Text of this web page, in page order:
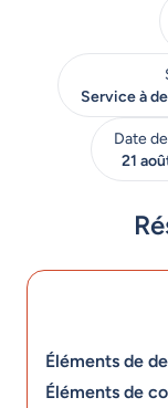
Service à
Date
21
Éléments de
Éléments de